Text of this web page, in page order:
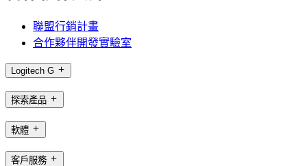
聯盟行銷計畫
合作夥伴開發實驗室
Logitech G
探索產品
軟體
客戶服務